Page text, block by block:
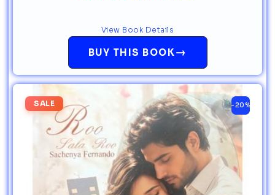
BUY THIS BOOK→
View Book Details
SALE -20%